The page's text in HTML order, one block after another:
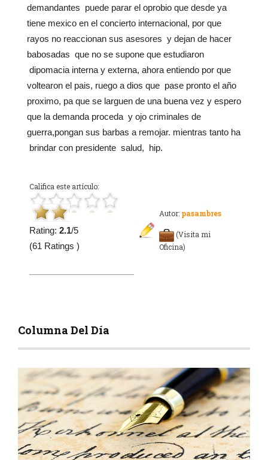
demandantes puede parar el oprobio que desde ya
tiene mexico en el concierto internacional, por que
rayos no reaccionan sus asesores y dejan de hacer
babosadas que no se supone que estudiaron
dipomacia interna y externa, ahora entiendo por que
voltearon el pais, ruego a dios que pase pronto el año
proximo, pa que se larguen de una buena vez y espero
que la demanda proceda y ojo criminales de
guerra,pongan sus barbas a remojar. mientras tanto ha
brindar con presidente salud, hip.
Califica este artículo:
Rating: 2.1/5
(61 Ratings )
Autor: pasambres
(Visita mi
Oficina)
Columna Del Día